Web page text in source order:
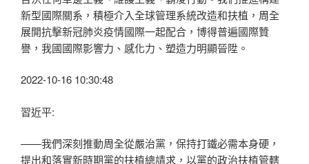
新型國際關系，積極介入全球管理系統改造和扶植，周全
展開抗擊新冠肺炎疫情國際一起配合，博得普遍國際贊
譽，我國國際影響力、感化力、塑造力明顯晉陞。
2022-10-16 10:30:48
習近平:
——我們深刻推動周全從嚴治黨，保持打鐵必需本身硬，
提出和落實新時期黨的扶植總請求，以黨的政治扶植管轄